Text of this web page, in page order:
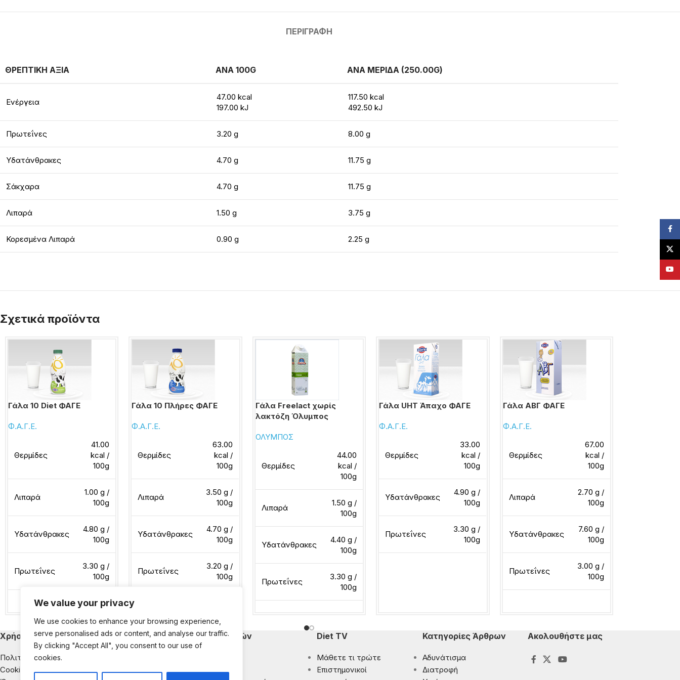
We value your privacy
We use cookies to enhance your browsing experience,
serve personalised ads or content, and analyse our traffic.
By clicking "Accept All", you consent to our use of
cookies.
ΠΕΡΙΓΡΑΦΉ
ΘΡΕΠΤΙΚΗ ΑΞΙΑ ΑΝΑ 100G ΑΝΑ ΜΕΡΙΔΑ (250.00G)
Ενέργεια
47.00 kcal
197.00 kJ
117.50 kcal
492.50 kJ
Πρωτεΐνες 3.20 g 8.00 g
Υδατάνθρακες 4.70 g 11.75 g
Σάκχαρα 4.70 g 11.75 g
Λιπαρά 1.50 g 3.75 g
Κορεσμένα Λιπαρά 0.90 g 2.25 g
Σχετικά προϊόντα
Γάλα 10 Diet ΦΑΓΕ
Φ.Α.Γ.Ε.
Θερμίδες
41.00
kcal /
100g
Λιπαρά
1.00 g /
100g
Υδατάνθρακες
4.80 g /
100g
Πρωτεΐνες
3.30 g /
100g
Διαβάστε περισσότερα
Γάλα 10 Πλήρες ΦΑΓΕ
Φ.Α.Γ.Ε.
Θερμίδες
63.00
kcal /
100g
Λιπαρά
3.50 g /
100g
Υδατάνθρακες
4.70 g /
100g
Πρωτεΐνες
3.20 g /
100g
Διαβάστε περισσότερα
Γάλα Freelact χωρίς
λακτόζη Όλυμπος
ΟΛΥΜΠΟΣ
Θερμίδες
44.00
kcal /
100g
Λιπαρά
1.50 g /
100g
Υδατάνθρακες
4.40 g /
100g
Πρωτεΐνες
3.30 g /
100g
Διαβάστε περισσότερα
Γάλα UHT Άπαχο ΦΑΓΕ
Φ.Α.Γ.Ε.
Θερμίδες
33.00
kcal /
100g
Υδατάνθρακες
4.90 g /
100g
Πρωτεΐνες
3.30 g /
100g
Γάλα ΑΒΓ ΦΑΓΕ
Φ.Α.Γ.Ε.
Θερμίδες
67.00
kcal /
100g
Λιπαρά
2.70 g /
100g
Υδατάνθρακες
7.60 g /
100g
Πρωτεΐνες
3.00 g /
100g
Χρήσιμα
Πολιτική Απορρήτου
Cookies
Κατηγορίες Εκπομπών
Διατροφή & Νοσήματα
Diet TV
Μάθετε τι τρώτε
Eπιστημονικοί
Κατηγορίες Άρθρων
Αδυνάτισμα
Διατροφή
Ακολουθήστε μας